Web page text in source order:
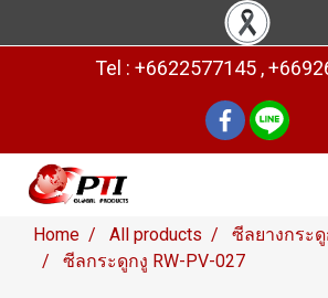
Tel : +6622577145 ,
Home All products
ซีลยางกระดู
ซีลกระดูกงู RW-PV-027